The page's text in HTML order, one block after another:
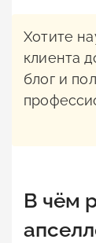
Хотите
клиента
блог и
В чём